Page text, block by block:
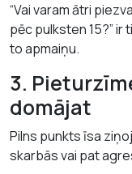
“Vai varam ātri
pēc pulksten 15?” ir
to apmaiņu.
3.
domājat
Pilns punkts īsa
skarbās vai pat